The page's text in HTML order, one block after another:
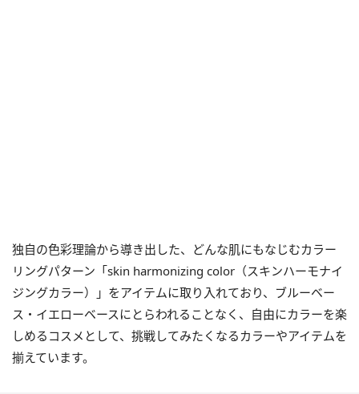
独自の色彩理論から導き出した、どんな肌にもなじむカラー
リングパターン「skin harmonizing color（スキンハーモナイ
ジングカラー）」をアイテムに取り入れており、ブルーベー
ス・イエローベースにとらわれることなく、自由にカラーを楽
しめるコスメとして、挑戦してみたくなるカラーやアイテムを
揃えています。